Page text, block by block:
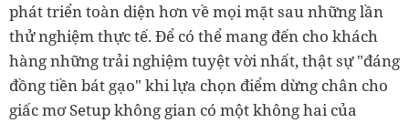
phát triển toàn diện hơn về mọi mặt sau những lần
thử nghiệm thực tế. Để có thể mang đến cho khách
hàng những trải nghiệm tuyệt vời nhất, thật sự "đáng
đồng tiền bát gạo" khi lựa chọn điểm dừng chân cho
giấc mơ Setup không gian có một không hai của